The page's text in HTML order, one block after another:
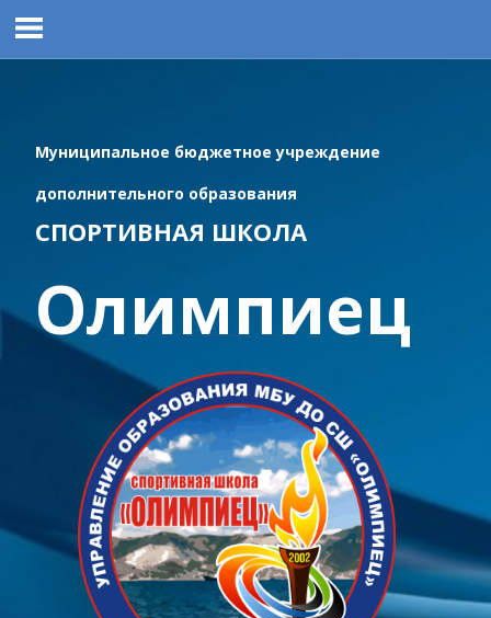
Перейти
Муниципальное бюджетное учреждение
дополнительного образования
СПОРТИВНАЯ ШКОЛА
Олимпиец